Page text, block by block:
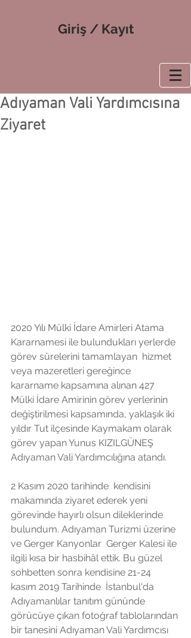
Giriş / Kayıt
Adıyaman Vali Yardımcısına
Ziyaret
2020 Yılı Mülki İdare Amirleri Atama
Kararnamesi ile bulundukları yerlerde
görev sürelerini tamamlayan  hizmet
veya mazeretleri gereğince
kararname kapsamına alınan 427
Mülki İdare Amirinin görev yerlerinin
değiştirilmesi kapsamında, yaklaşık iki
yıldır Tut ilçesinde Kaymakam olarak
görev yapan Yunus KIZILGÜNEŞ
Adıyaman Vali Yardımcılığına atandı.
2 Kasım 2020 tarihinde  kendisini
makamında ziyaret ederek yeni
görevinde hayırlı olsun dileklerinde
bulundum. Adıyaman Turizmi üzerine
ve Gerger Kanyonlar  Gerger Kalesi ile
ilgili kısa bir hasbihâl ettik. Bu güzel
sohbetten sonra kendisine 21-24
kasım 2019 Tarihinde  İstanbul'da
Adıyamanlılar tanıtım gününde
görücüye çıkan fotoğraf tablolarından
bir tanesini Adıyaman Vali Yardımcısı